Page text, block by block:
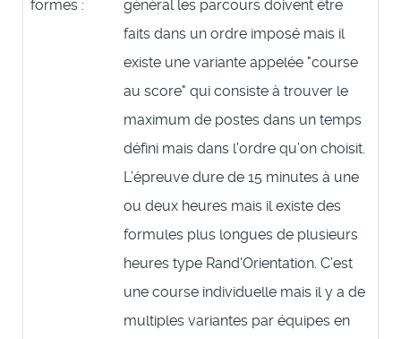
formes :
général les parcours doivent être
faits dans un ordre imposé mais il
existe une variante appelée "course
au score" qui consiste à trouver le
maximum de postes dans un temps
défini mais dans l’ordre qu’on choisit.
L’épreuve dure de 15 minutes à une
ou deux heures mais il existe des
formules plus longues de plusieurs
heures type Rand'Orientation. C’est
une course individuelle mais il y a de
multiples variantes par équipes en